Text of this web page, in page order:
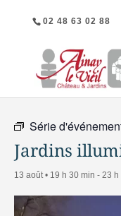
02 48 63 02 88
« Tous les Évènements
Série
Jardins
13 août • 19 h 30 min - 23 h